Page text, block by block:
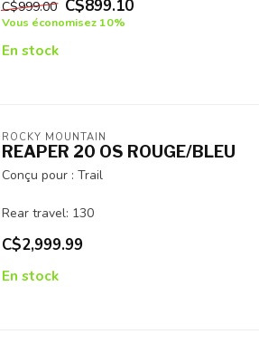
C$999.00 C$899.10
Vous économisez 10%
En stock
ROCKY MOUNTAIN
REAPER 20 OS ROUGE/BLEU
Conçu pour : Trail
Rear travel: 130
C$2,999.99
En stock